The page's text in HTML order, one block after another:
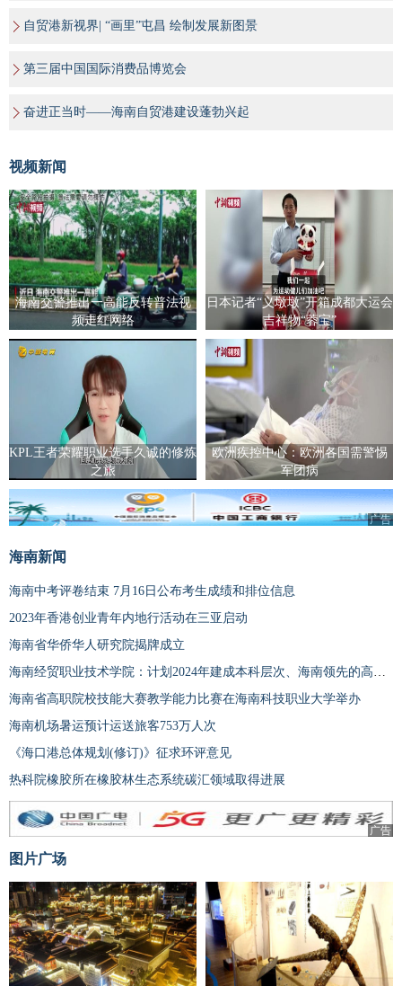
自贸港新视界| “画里”屯昌 绘制发展新图景
第三届中国国际消费品博览会
奋进正当时——海南自贸港建设蓬勃兴起
视频新闻
海南交警推出一高能反转普法视
频走红网络
日本记者“义墩墩”开箱成都大运会
吉祥物“蓉宝”
KPL王者荣耀职业选手久诚的修炼
之旅
欧洲疾控中心：欧洲各国需警惕
军团病
广告
海南新闻
海南中考评卷结束 7月16日公布考生成绩和排位信息
2023年香港创业青年内地行活动在三亚启动
海南省华侨华人研究院揭牌成立
海南省高职院校技能大赛教学能力比赛在海南科技职业大学举办
海南机场暑运预计运送旅客753万人次
《海口港总体规划(修订)》征求环评意见
热科院橡胶所在橡胶林生态系统碳汇领域取得进展
广告
图片广场